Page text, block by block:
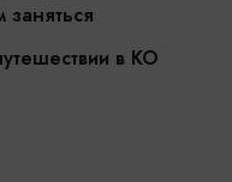
заняться
в КО